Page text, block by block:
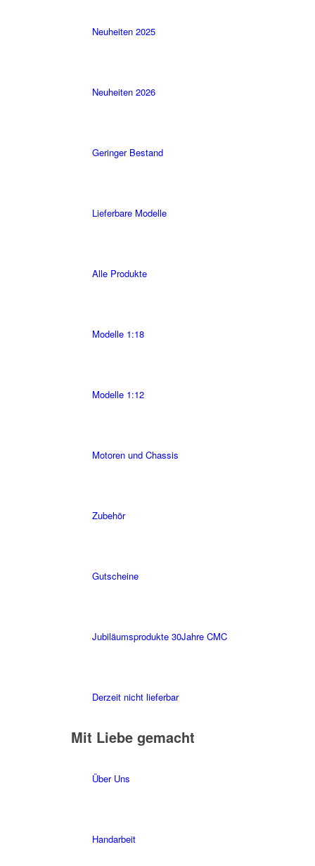
Neuheiten 2025
Neuheiten 2026
Geringer Bestand
Lieferbare Modelle
Alle Produkte
Modelle 1:18
Modelle 1:12
Motoren und Chassis
Zubehör
Gutscheine
Jubiläumsprodukte 30Jahre CMC
Derzeit nicht lieferbar
Mit Liebe gemacht
Über Uns
Handarbeit